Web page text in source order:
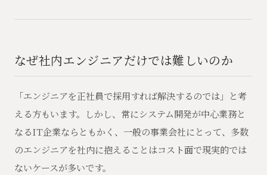
なぜ社内エンジニアだけでは難しいのか
「エンジニアを正社員で採用すれば解決するのでは」と考
える方もいます。しかし、常にシステム開発が中心業務と
なるIT企業ならともかく、一般の事業会社にとって、多数
のエンジニアを社内に抱えることはコスト面で現実的では
ないケースが多いです。